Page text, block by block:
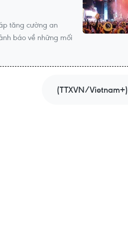
tăng cường an
báo về những mối
(TTXVN/Vietnam+)